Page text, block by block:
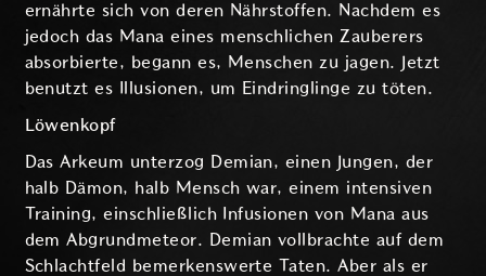
ernährte sich von deren Nährstoffen. Nachdem es
jedoch das Mana eines menschlichen Zauberers
absorbierte, begann es, Menschen zu jagen. Jetzt
benutzt es Illusionen, um Eindringlinge zu töten.
Löwenkopf
Das Arkeum unterzog Demian, einen Jungen, der
halb Dämon, halb Mensch war, einem intensiven
Training, einschließlich Infusionen von Mana aus
dem Abgrundmeteor. Demian vollbrachte auf dem
Schlachtfeld bemerkenswerte Taten. Aber als er